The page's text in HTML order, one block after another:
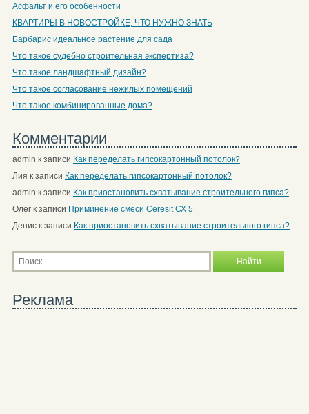
Асфальт и его особенности
КВАРТИРЫ В НОВОСТРОЙКЕ, ЧТО НУЖНО ЗНАТЬ
Барбарис идеальное растение для сада
Что такое судебно строительная экспертиза?
Что такое ландшафтный дизайн?
Что такое согласование нежилых помещений
Что такое комбинированные дома?
Комментарии
admin к записи Как переделать гипсокартонный потолок?
Лия к записи Как переделать гипсокартонный потолок?
admin к записи Как приостановить схватывание строительного гипса?
Олегк записи Приминение смеси Ceresit СХ 5
Дениск записи Как приостановить схватывание строительного гипса?
Реклама